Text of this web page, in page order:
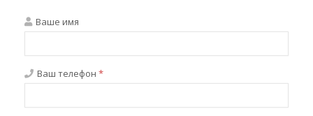
Ваше имя
Ваш телефон *